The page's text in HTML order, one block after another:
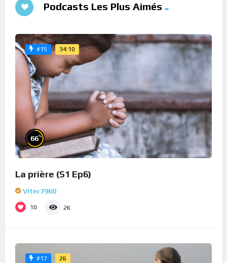
Podcasts Les Plus Aimés
#15 34:10
66%
La prière (S1 Ep6)
Viter7960
10 2K
#17 26